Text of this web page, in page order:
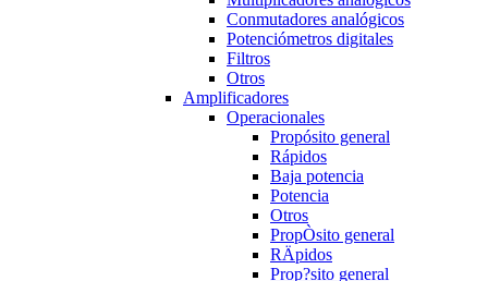
Conmutadores analógicos
Potenciómetros digitales
Filtros
Otros
Amplificadores
Operacionales
Propósito general
Rápidos
Baja potencia
Potencia
Otros
PropÒsito general
RÄpidos
Prop?sito general